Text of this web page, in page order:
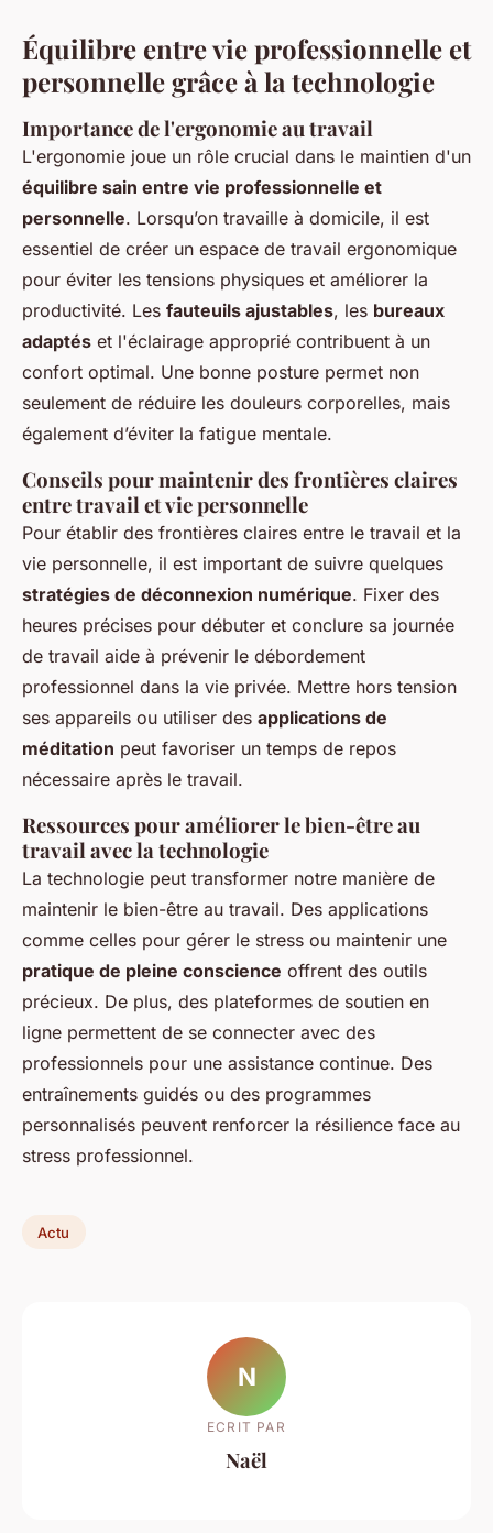
Équilibre entre vie professionnelle et
personnelle grâce à la technologie
Importance de l'ergonomie au travail
L'ergonomie joue un rôle crucial dans le maintien d'un
équilibre sain entre vie professionnelle et
personnelle. Lorsqu’on travaille à domicile, il est
essentiel de créer un espace de travail ergonomique
pour éviter les tensions physiques et améliorer la
productivité. Les fauteuils ajustables, les bureaux
adaptés et l'éclairage approprié contribuent à un
confort optimal. Une bonne posture permet non
seulement de réduire les douleurs corporelles, mais
également d’éviter la fatigue mentale.
Conseils pour maintenir des frontières claires
entre travail et vie personnelle
Pour établir des frontières claires entre le travail et la
vie personnelle, il est important de suivre quelques
stratégies de déconnexion numérique. Fixer des
heures précises pour débuter et conclure sa journée
de travail aide à prévenir le débordement
professionnel dans la vie privée. Mettre hors tension
ses appareils ou utiliser des applications de
méditation peut favoriser un temps de repos
nécessaire après le travail.
Ressources pour améliorer le bien-être au
travail avec la technologie
La technologie peut transformer notre manière de
maintenir le bien-être au travail. Des applications
comme celles pour gérer le stress ou maintenir une
pratique de pleine conscience offrent des outils
précieux. De plus, des plateformes de soutien en
ligne permettent de se connecter avec des
professionnels pour une assistance continue. Des
entraînements guidés ou des programmes
personnalisés peuvent renforcer la résilience face au
stress professionnel.
Actu
N
ECRIT PAR
Naël